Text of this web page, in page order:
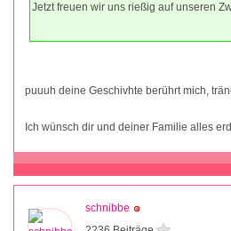
Jetzt freuen wir uns rießig auf unseren
puuuh deine Geschivhte berührt mich,
Ich wünsch dir und deiner Familie alles
schnibbe